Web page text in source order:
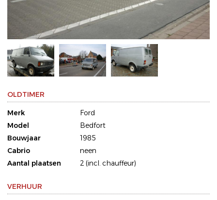
OLDTIMER
Merk
Ford
Model
Bedfort
Bouwjaar
1985
Cabrio
neen
Aantal plaatsen
2 (incl. chauffeur)
VERHUUR